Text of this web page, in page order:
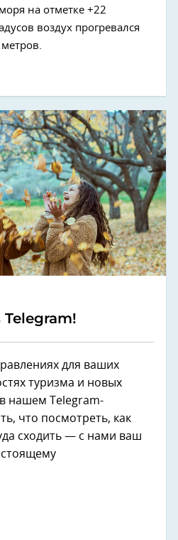
на отметке +22
воздух прогревался
для ваших
туризма и новых
нашем Telegram-
что посмотреть, как
сходить — с нами ваш